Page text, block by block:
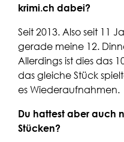
krimi.ch dabei?
Seit 2013. Also seit 11
gerade meine 12.
Allerdings ist dies das
das gleiche Stück
es Wiederaufnahmen.
Du hattest aber auch
Stücken?